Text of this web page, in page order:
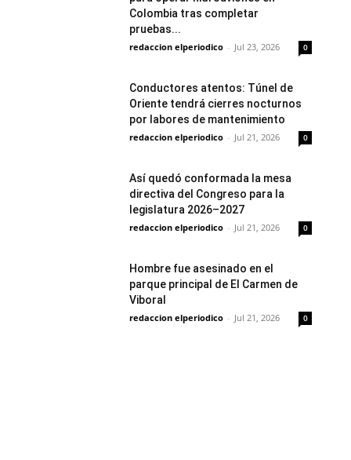
Colombia tras completar
pruebas...
redaccion elperiodico - Jul 23, 2026 0
Conductores atentos: Túnel de
Oriente tendrá cierres nocturnos
por labores de mantenimiento
redaccion elperiodico - Jul 21, 2026 0
Así quedó conformada la mesa
directiva del Congreso para la
legislatura 2026–2027
redaccion elperiodico - Jul 21, 2026 0
Hombre fue asesinado en el
parque principal de El Carmen de
Viboral
redaccion elperiodico - Jul 21, 2026 0